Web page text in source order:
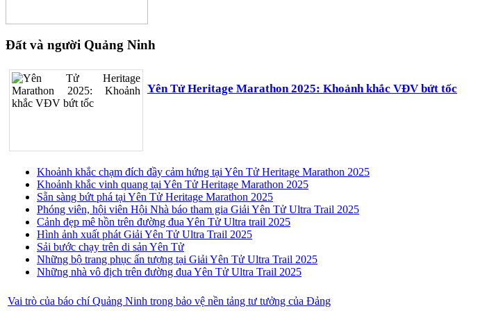
Đất và người Quảng Ninh
Yên Tử Heritage Marathon 2025: Khoảnh khắc VĐV bứt tốc
Khoảnh khắc chạm đích đầy cảm hứng tại Yên Tử Heritage Marathon 2025
Khoảnh khắc vinh quang tại Yên Tử Heritage Marathon 2025
Sẵn sàng bứt phá tại Yên Tử Heritage Marathon 2025
Phóng viên, hội viên Hội Nhà báo tham gia Giải Yên Tử Ultra Trail 2025
Cảnh đẹp mê hồn trên đường đua Yên Tử Ultra trail 2025
Hình ảnh xuất phát Giải Yên Tử Ultra Trail 2025
Sải bước chạy trên di sản Yên Tử
Những bộ trang phục ấn tượng tại Giải Yên Tử Ultra Trail 2025
Những nhà vô địch trên đường đua Yên Tử Ultra Trail 2025
Vai trò của báo chí Quảng Ninh trong bảo vệ nền tảng tư tưởng của Đảng